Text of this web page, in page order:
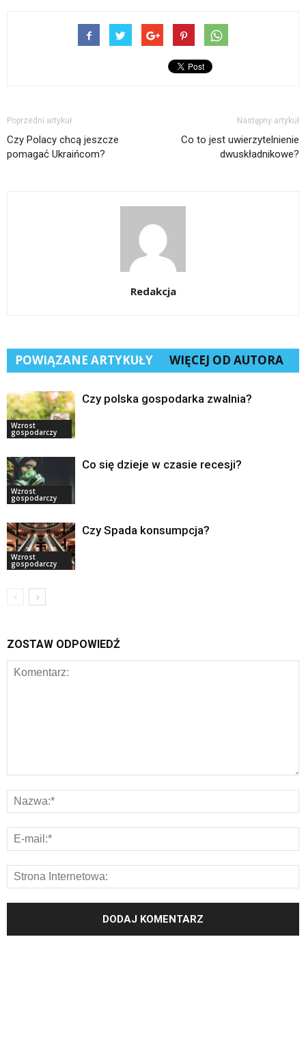
Poprzedni artykuł
Czy Polacy chcą jeszcze
pomagać Ukraińcom?
Następny artykuł
Co to jest uwierzytelnienie
dwuskładnikowe?
Redakcja
POWIĄZANE ARTYKUŁY WIĘCEJ OD AUTORA
Wzrost
gospodarczy
Czy polska gospodarka zwalnia?
Wzrost
gospodarczy
Co się dzieje w czasie recesji?
Wzrost
gospodarczy
Czy Spada konsumpcja?
ZOSTAW ODPOWIEDŹ